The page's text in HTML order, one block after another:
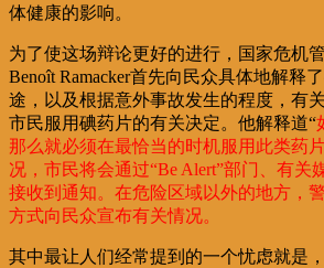
体健康的影响。
为了使这场辩论更好的进行，国家危机
Benoît Ramacker首先向民众具体地解释
途，以及根据意外事故发生的程度，有
市民服用碘药片的有关决定。他解释道“
那么就必须在最恰当的时机服用此类药
况，市民将会通过“Be Alert”部门、有关
接收到通知。在危险区域以外的地方，
方式向民众宣布有关情况。
其中最让人们经常提到的一个忧虑就是